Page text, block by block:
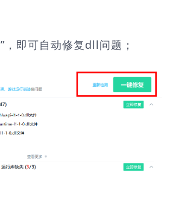
”，即可自动修复dll问题；